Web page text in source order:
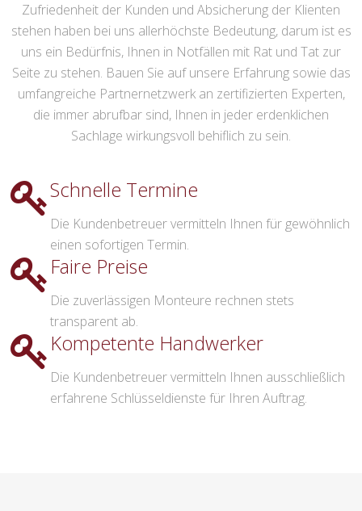
Zufriedenheit der Kunden und Absicherung der Klienten
stehen haben bei uns allerhöchste Bedeutung, darum ist es
uns ein Bedürfnis, Ihnen in Notfällen mit Rat und Tat zur
Seite zu stehen. Bauen Sie auf unsere Erfahrung sowie das
umfangreiche Partnernetzwerk an zertifizierten Experten,
die immer abrufbar sind, Ihnen in jeder erdenklichen
Sachlage wirkungsvoll behiflich zu sein.
Schnelle Termine
Die Kundenbetreuer vermitteln Ihnen für gewöhnlich
einen sofortigen Termin.
Faire Preise
Die zuverlässigen Monteure rechnen stets
transparent ab.
Kompetente Handwerker
Die Kundenbetreuer vermitteln Ihnen ausschließlich
erfahrene Schlüsseldienste für Ihren Auftrag.